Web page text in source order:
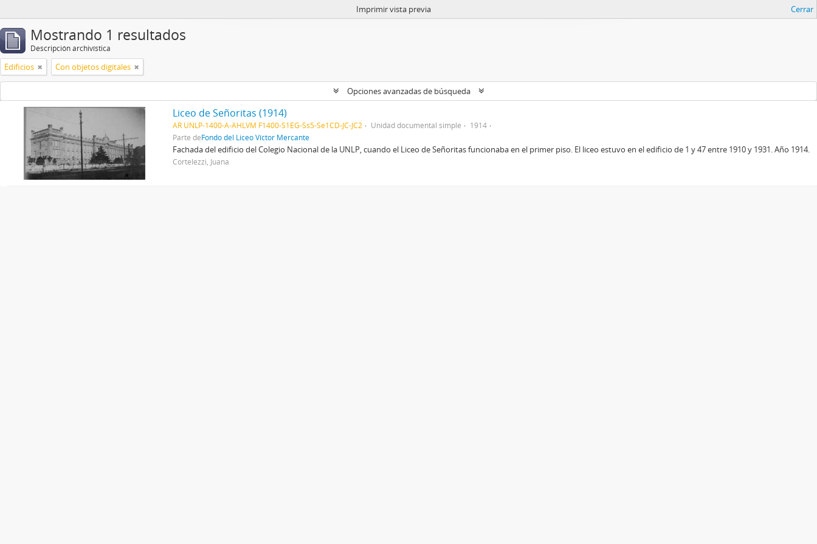
Imprimir vista previa Cerrar
Mostrando 1 resultados
Descripción archivística
Edificios Con objetos digitales
Opciones avanzadas de búsqueda
Liceo de Señoritas (1914)
AR UNLP-1400-A-AHLVM F1400-S1EG-Ss5-Se1CD-JC-JC2 Unidad documental simple
1914
Parte deFondo del Liceo Víctor Mercante
Fachada del edificio del Colegio Nacional de la UNLP, cuando el Liceo de Señoritas funcionaba en el primer piso. El liceo estuvo en el edificio de 1 y 47 entre 1910 y 1931. Año 1914.
Cortelezzi, Juana